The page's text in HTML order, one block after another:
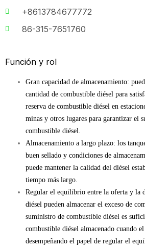
+8613784677772
86-315-7651760
Función y rol
Gran capacidad de almacenamiento:
cantidad de combustible diésel para
reserva de combustible diésel en
minas y otros lugares para garantizar el
combustible diésel.
Almacenamiento a largo plazo: los
buen sellado y condiciones de
puede mantener la calidad del diésel
tiempo más largo.
Regular el equilibrio entre la oferta y la
diésel pueden almacenar el exceso de
suministro de combustible diésel es
combustible diésel almacenado cuando
desempeñando el papel de regular el